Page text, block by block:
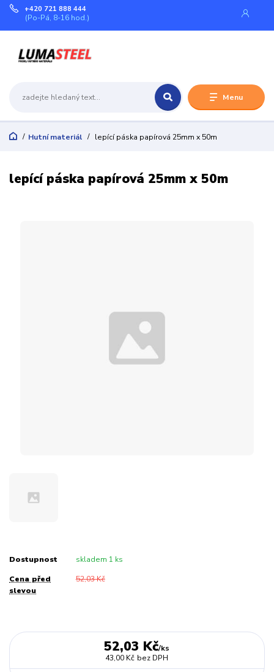
Menu
+420 721 888 444
(Po-Pá, 8-16 hod.)
Hutní materiál lepící páska papírová 25mm x 50m
lepící páska papírová 25mm x 50m
Dostupnost skladem 1 ks
Cena před
slevou
52,03 Kč
52,03 Kč/ks
43,00 Kč bez DPH